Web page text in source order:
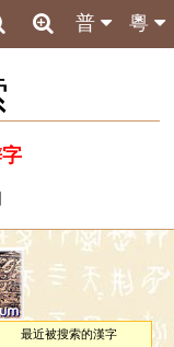
粵
普
最近被搜索的漢字